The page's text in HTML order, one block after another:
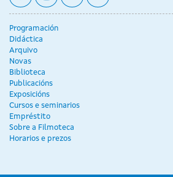
Programación
Didáctica
Arquivo
Novas
Biblioteca
Publicacións
Exposicións
Cursos e seminarios
Empréstito
Sobre a Filmoteca
Horarios e prezos